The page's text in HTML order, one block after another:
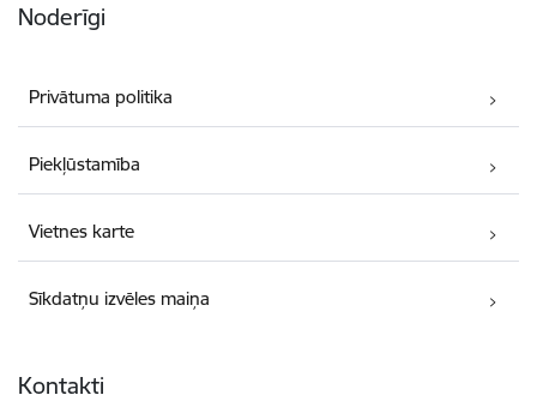
Noderīgi
Privātuma politika
Piekļūstamība
Vietnes karte
Sīkdatņu izvēles maiņa
Kontakti